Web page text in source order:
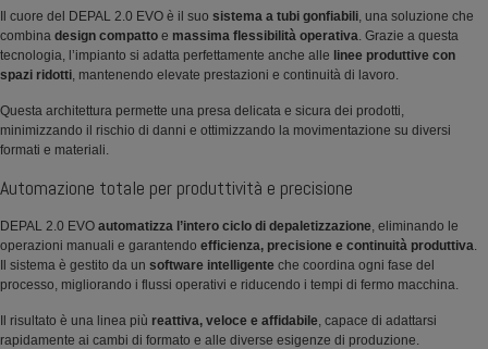
Il cuore del DEPAL 2.0 EVO è il suo sistema a tubi gonfiabili, una soluzione che
combina design compatto e massima flessibilità operativa. Grazie a questa
tecnologia, l’impianto si adatta perfettamente anche alle linee produttive con
spazi ridotti, mantenendo elevate prestazioni e continuità di lavoro.
Questa architettura permette una presa delicata e sicura dei prodotti,
minimizzando il rischio di danni e ottimizzando la movimentazione su diversi
formati e materiali.
Automazione totale per produttività e precisione
DEPAL 2.0 EVO automatizza l’intero ciclo di depaletizzazione, eliminando le
operazioni manuali e garantendo efficienza, precisione e continuità produttiva.
Il sistema è gestito da un software intelligente che coordina ogni fase del
processo, migliorando i flussi operativi e riducendo i tempi di fermo macchina.
Il risultato è una linea più reattiva, veloce e affidabile, capace di adattarsi
rapidamente ai cambi di formato e alle diverse esigenze di produzione.